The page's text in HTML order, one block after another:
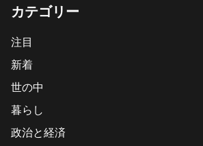
カテゴリー
注目
新着
世の中
暮らし
政治と経済